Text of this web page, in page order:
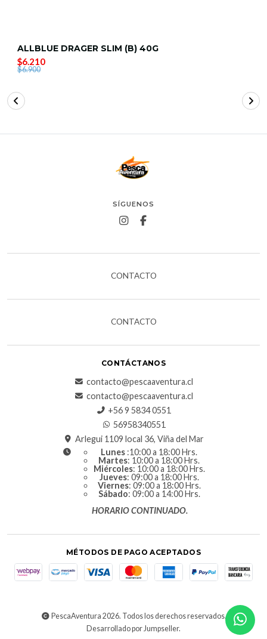
ALLBLUE DRAGER SLIM (B) 40G
$6.210
$6.900
SÍGUENOS
CONTACTO
CONTACTO
CONTÁCTANOS
contacto@pescaaventura.cl
contacto@pescaaventura.cl
+56 9 5834 0551
56958340551
Arlegui 1109 local 36, Viña del Mar
Lunes :10:00 a 18:00 Hrs.
Martes: 10:00 a 18:00 Hrs.
Miércoles: 10:00 a 18:00 Hrs.
Jueves: 09:00 a 18:00 Hrs.
Viernes: 09:00 a 18:00 Hrs.
Sábado: 09:00 a 14:00 Hrs.
HORARIO CONTINUADO.
MÉTODOS DE PAGO ACEPTADOS
PescaAventura 2026. Todos los derechos reservados.
Desarrollado por Jumpseller.